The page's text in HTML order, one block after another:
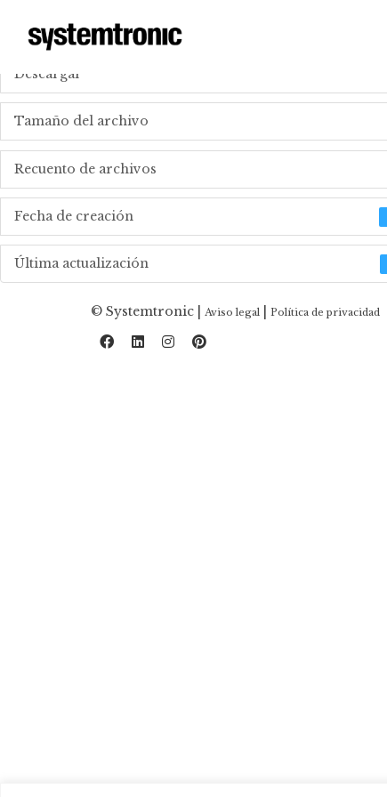
Descargar
Tamaño del archivo
Recuento de archivos
Fecha de creación
Última actualización
© Systemtronic | Aviso legal Política de privacidad